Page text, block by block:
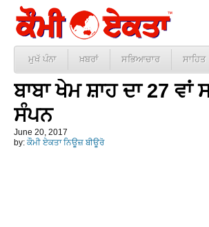
ਮੁਖੱ ਪੰਨਾ ਖ਼ਬਰਾਂ ਸਭਿਆਚਾਰ ਸਾਹਿਤ
ਬਾਬਾ ਖੇਮ ਸ਼ਾਹ ਦਾ 27
ਸੰਪਨ
June 20, 2017
by: ਕੌਮੀ ਏਕਤਾ ਨਿਊਜ਼ ਬੀਊਰੋ